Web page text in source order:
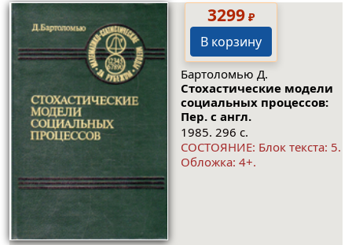
3299₽
В корзину
Бартоломью Д.
Стохастические модели
социальных процессов:
Пер. с англ.
1985. 296 с.
СОСТОЯНИЕ: Блок текста: 5.
Обложка: 4+.